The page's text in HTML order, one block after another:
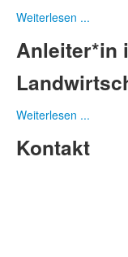
Weiterlesen ...
Anleiter*in
Weiterlesen ...
Kontakt